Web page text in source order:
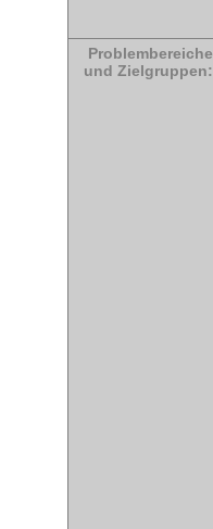
Problembereiche
und Zielgruppen: